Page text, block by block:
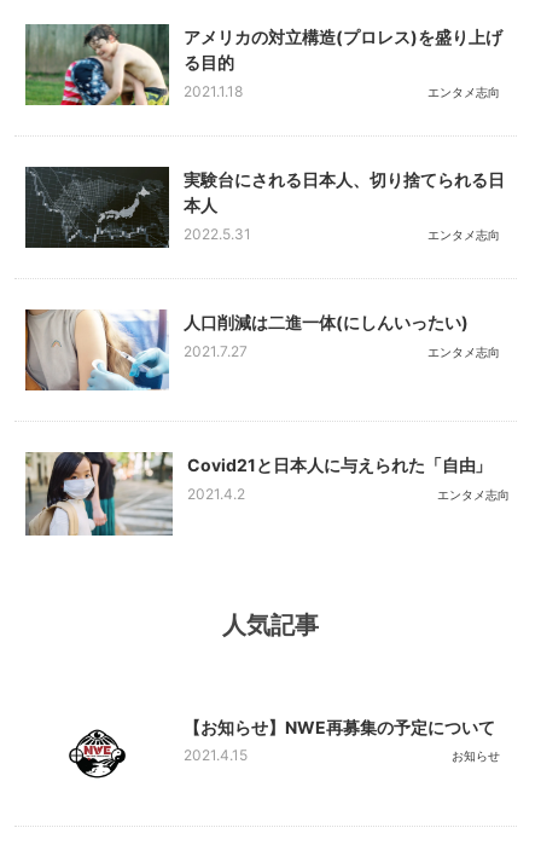
アメリカの対立構造(プロレス)を盛り上げ
る目的
2021.1.18 エンタメ志向
実験台にされる日本人、切り捨てられる日
本人
2022.5.31 エンタメ志向
人口削減は二進一体(にしんいったい)
2021.7.27 エンタメ志向
Covid21と日本人に与えられた「自由」
2021.4.2 エンタメ志向
人気記事
【お知らせ】NWE再募集の予定について
2021.4.15 お知らせ